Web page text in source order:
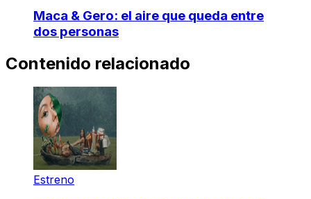
Maca & Gero: el aire que queda entre
dos personas
Contenido relacionado
Estreno